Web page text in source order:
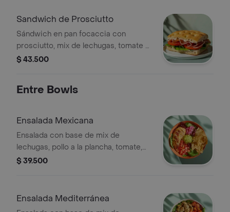
Sandwich de Prosciutto
Sándwich en pan focaccia con
prosciutto, mix de lechugas, tomate y
mayonesa de ajo.
$ 43.500
Entre Bowls
Ensalada Mexicana
Ensalada con base de mix de
lechugas, pollo a la plancha, tomate,
cebolla encurtida, totopos,
$ 39.500
Ensalada Mediterránea